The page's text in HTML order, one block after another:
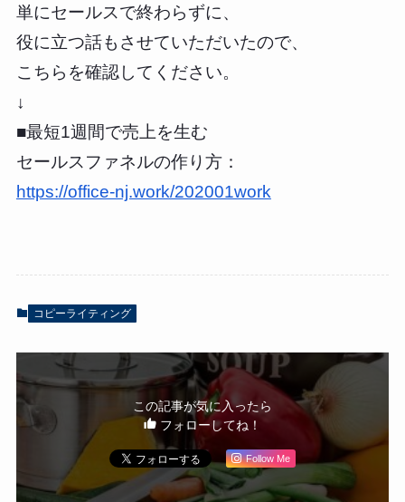
単にセールスで終わらずに、
役に立つ話もさせていただいたので、
こちらを確認してください。
↓
■最短1週間で売上を生む
セールスファネルの作り方：
https://office-nj.work/202001work
コピーライティング
この記事が気に入ったら
フォローしてね！
Follow Me